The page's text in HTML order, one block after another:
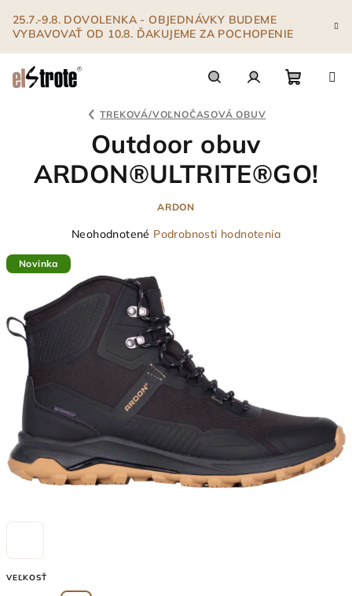
obsah
25.7.-9.8. DOVOLENKA - OBJEDNÁVKY BUDEME
VYBAVOVAŤ OD 10.8. ĎAKUJEME ZA POCHOPENIE
TREKOVÁ/VOĽNOČASOVÁ OBUV
VEĽKOSŤ
Outdoor obuv
ARDON®ULTRITE®GO!
ARDON
Priemerné
produktu
je
0,0
5
hviezdičiek.
Neohodnotené Podrobnosti hodnotenia
Novinka